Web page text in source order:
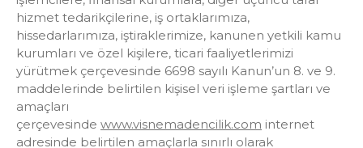
hizmet tedarikçilerine, iş ortaklarımıza,
hissedarlarımıza, iştiraklerimize, kanunen yetkili kamu
kurumları ve özel kişilere, ticari faaliyetlerimizi
yürütmek çerçevesinde 6698 sayılı Kanun’un 8. ve 9.
maddelerinde belirtilen kişisel veri işleme şartları ve
amaçları
çerçevesinde www.visnemadencilik.com internet
adresinde belirtilen amaçlarla sınırlı olarak